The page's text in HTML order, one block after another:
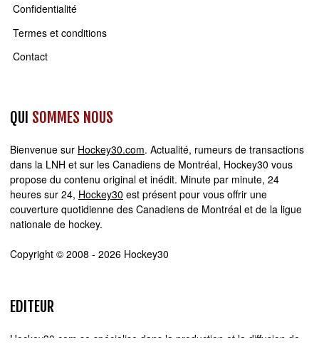
Confidentialité
Termes et conditions
Contact
QUI SOMMES NOUS
Bienvenue sur Hockey30.com. Actualité, rumeurs de transactions
dans la LNH et sur les Canadiens de Montréal, Hockey30 vous
propose du contenu original et inédit. Minute par minute, 24
heures sur 24, Hockey30 est présent pour vous offrir une
couverture quotidienne des Canadiens de Montréal et de la ligue
nationale de hockey.
Copyright © 2008 - 2026 Hockey30
EDITEUR
Hockey30.com se spécialise dans la production et la diffusion de